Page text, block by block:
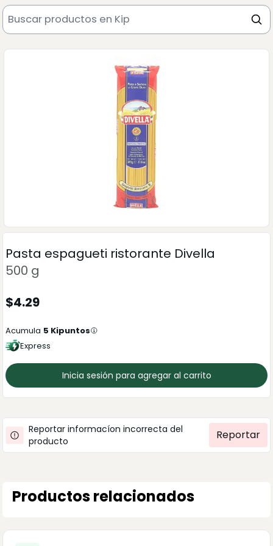
Pasta espagueti ristorante Divella
500 g
$4.29
Acumula 5 Kipuntos
Express
Inicia sesión para agregar al carrito
Reportar informacíon incorrecta del
producto
Reportar
Productos relacionados